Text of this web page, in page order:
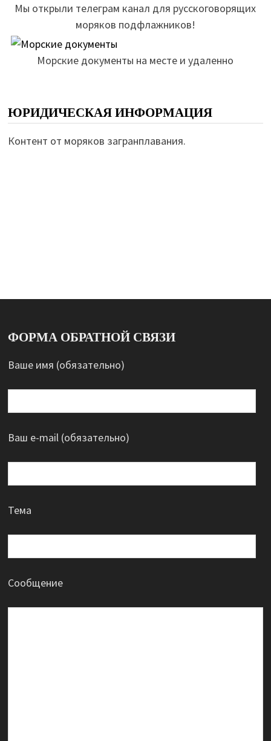
Мы открыли телеграм канал для русскоговорящих
моряков подфлажников!
Морские документы на месте и удаленно
ЮРИДИЧЕСКАЯ ИНФОРМАЦИЯ
Контент от моряков загранплавания.
ФОРМА ОБРАТНОЙ СВЯЗИ
Ваше имя (обязательно)
Ваш e-mail (обязательно)
Тема
Сообщение